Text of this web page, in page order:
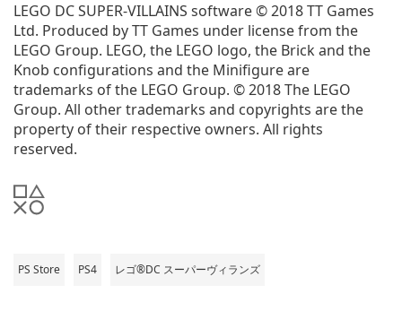
LEGO DC SUPER-VILLAINS software © 2018 TT Games
Ltd. Produced by TT Games under license from the
LEGO Group. LEGO, the LEGO logo, the Brick and the
Knob configurations and the Minifigure are
trademarks of the LEGO Group. © 2018 The LEGO
Group. All other trademarks and copyrights are the
property of their respective owners. All rights
reserved.
PS Store PS4 レゴ®DC スーパーヴィランズ